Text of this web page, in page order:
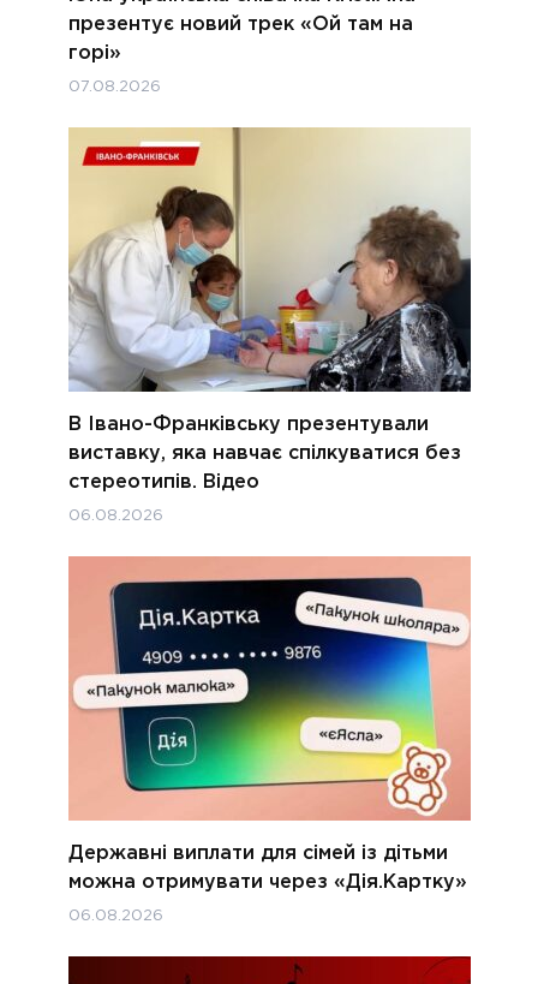
презентує новий трек «Ой там на
горі»
07.08.2026
В Івано-Франківську презентували
виставку, яка навчає спілкуватися без
стереотипів. Відео
06.08.2026
Державні виплати для сімей із дітьми
можна отримувати через «Дія.Картку»
06.08.2026